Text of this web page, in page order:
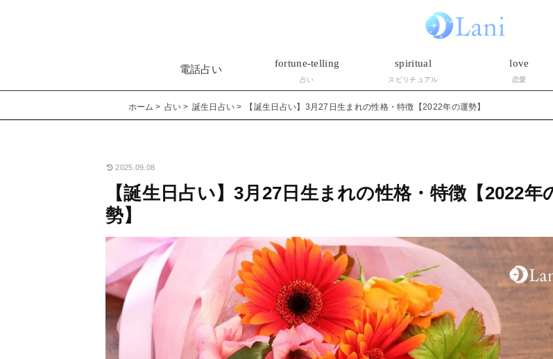
電話占い
fortune-telling
占い
spiritual
スピリチュアル
love
恋愛
ホーム 占い 誕生日占い 【誕生日占い】3月27日生まれの性格・特徴【2022年の運勢】
2025.09.08
【誕生日占い】3月27日生まれの性格・特徴【2022年
勢】